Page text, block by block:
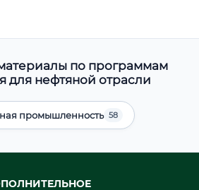
по программам
для нефтяной отрасли
промышленность 58